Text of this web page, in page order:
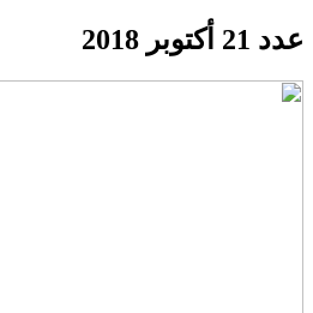
عدد 21 أكتوبر 2018